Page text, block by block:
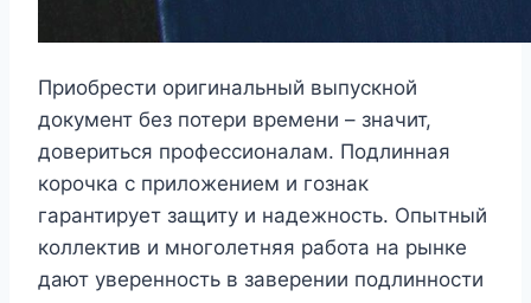
Приобрести оригинальный выпускной
документ без потери времени – значит,
довериться профессионалам. Подлинная
корочка с приложением и гознак
гарантирует защиту и надежность. Опытный
коллектив и многолетняя работа на рынке
дают уверенность в заверении подлинности